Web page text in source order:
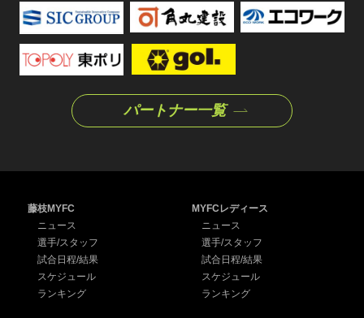
パートナー一覧
藤枝MYFC
ニュース
選手/スタッフ
試合日程/結果
スケジュール
ランキング
MYFCレディース
ニュース
選手/スタッフ
試合日程/結果
スケジュール
ランキング